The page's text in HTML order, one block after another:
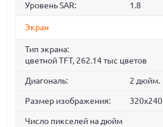
Уровень SAR: 1.8
Экран
Тип экрана:
цветной TFT, 262.14 тыс цветов
Диагональ: 2 дюйм.
Размер изображения: 320x240
Число пикселей на дюйм